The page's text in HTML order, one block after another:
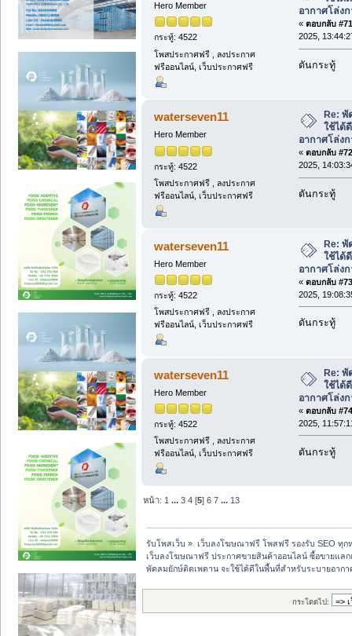
Hero Member
กระทู้: 4522
โพสประกาศฟรี , ลงประกาศ
ฟรีออนไลน์, เว็บประกาศฟรี
อากาศโล่ง
« ตอบกลับ
2025,
ดันกระทู้
waterseven11
Hero Member
กระทู้: 4522
โพสประกาศฟรี , ลงประกาศ
ฟรีออนไลน์, เว็บประกาศฟรี
Re:
ใช้ได้
อากาศโล่ง
« ตอบกลับ
2025,
ดันกระทู้
waterseven11
Hero Member
กระทู้: 4522
โพสประกาศฟรี , ลงประกาศ
ฟรีออนไลน์, เว็บประกาศฟรี
Re: พั
ใช้ได้
อากาศโล่ง
« ตอบกลับ
2025,
ดันกระทู้
waterseven11
Hero Member
กระทู้: 4522
โพสประกาศฟรี , ลงประกาศ
ฟรีออนไลน์, เว็บประกาศฟรี
Re: พั
ใช้ได้
อากาศโล่ง
« ตอบกลับ
2025,
ดันกระทู้
หน้า: 1 ...3 4 [5]6 7 ... 13
รับโพสเว็บ » เว็บลงโฆษณาฟรี โพสฟรี รองรับ SEO ทุก
เว็บลงโฆษณาฟรี ประกาศขายสินค้าออนไลน์ ซื้อขายแล
พัดลมยักษ์ติดเพดาน จะใช้ได้ดีในพื้นที่สำหรับระบายอากา
กระโดดไป: